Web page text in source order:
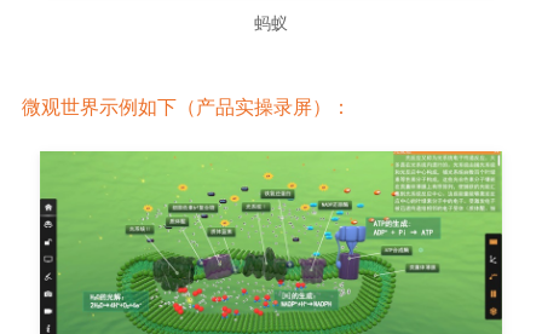
蚂蚁
微观世界示例如下（产品实操录屏）：